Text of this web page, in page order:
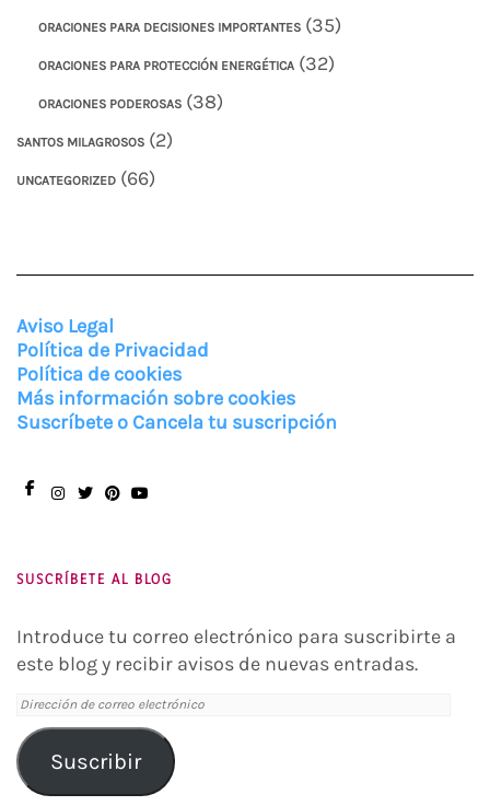
ORACIONES PARA DECISIONES IMPORTANTES (35)
ORACIONES PARA PROTECCIÓN ENERGÉTICA (32)
ORACIONES PODEROSAS (38)
SANTOS MILAGROSOS (2)
UNCATEGORIZED (66)
Aviso Legal
Política de Privacidad
Política de cookies
Más información sobre cookies
Suscríbete o Cancela tu suscripción
SUSCRÍBETE AL BLOG
Introduce tu correo electrónico para suscribirte a
este blog y recibir avisos de nuevas entradas.
Dirección
de
correo
electrónico
Suscribir